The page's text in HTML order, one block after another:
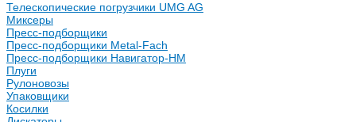
Телескопические погрузчики UMG AG
Миксеры
Пресс-подборщики
Пресс-подборщики Metal-Fach
Пресс-подборщики Навигатор-НМ
Плуги
Рулоновозы
Упаковщики
Косилки